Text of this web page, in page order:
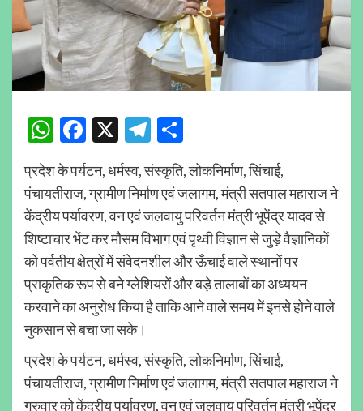
WhatsApp
Facebook
X Telegram
प्रदेश के पर्यटन, धर्मस्व, संस्कृति, लोकनिर्माण, सिंचाई,
पंचायतीराज, ग्रामीण निर्माण एवं जलागम, मंत्री सतपाल महाराज ने
केंद्रीय पर्यावरण, वन एवं जलवायु परिवर्तन मंत्री भूपेंद्र यादव से
शिष्टाचार भेंट कर मौसम विभाग एवं पृथ्वी विज्ञान से जुड़े वैज्ञानिकों
को पर्वतीय क्षेत्रों में संवेदनशील और ऊँचाई वाले स्थानों पर
प्राकृतिक रूप से बने ग्लेशियरों और बड़े तालाबों का अध्ययन
करवाने का अनुरोध किया है ताकि आने वाले समय में इनसे होने वाले
नुकसान से बचा जा सके।
प्रदेश के पर्यटन, धर्मस्व, संस्कृति, लोकनिर्माण, सिंचाई,
पंचायतीराज, ग्रामीण निर्माण एवं जलागम, मंत्री सतपाल महाराज ने
गुरुवार को केंद्रीय पर्यावरण, वन एवं जलवायु परिवर्तन मंत्री भूपेंद्र